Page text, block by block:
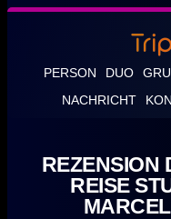
PERSON DUO
NACHRICHT
REZENSION
REISE